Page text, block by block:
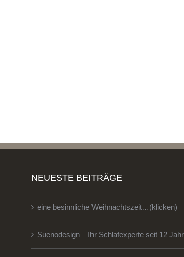
NEUESTE BEITRÄGE
eine besinnliche Weihnachtszeit…(klicken)
Suenodesign – Ihr Schlafexperte seit 12